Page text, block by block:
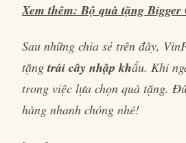
Xem thêm: Bộ quà tặng
Sau những chia sẻ trên đây,
tặngtrái cây nhập khẩu. Khi
trong việc lựa chọn quà tặng.
hàng nhanh chóng nhé!